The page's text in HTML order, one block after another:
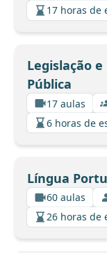
17 horas de
Legislação
Pública
17 aulas
6 horas de
Língua
60 aulas
26 horas de